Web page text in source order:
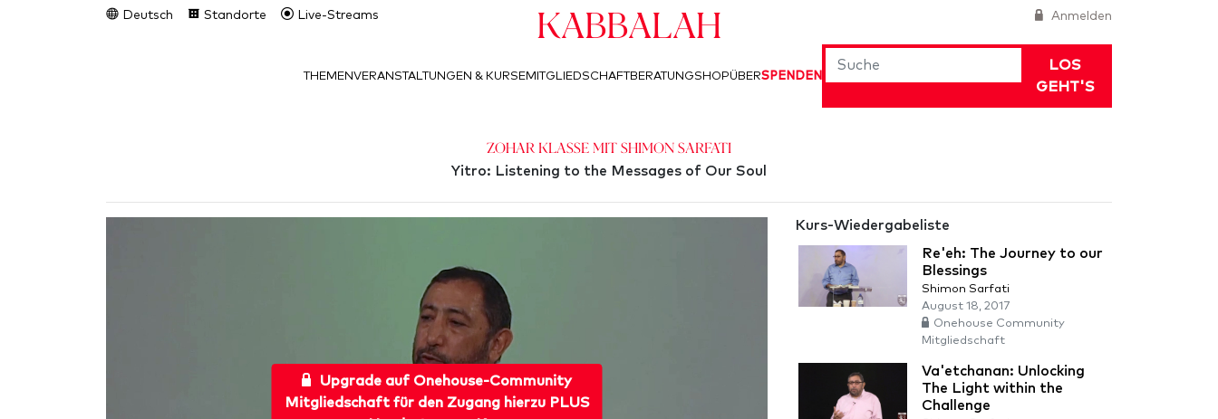
Anmelden
Deutsch Standorte Live-Streams Kabbalah
LOS
GEHT'S
THEMENVERANSTALTUNGEN & KURSEMITGLIEDSCHAFTBERATUNGSHOPÜBERSPENDEN
Zohar Klasse mit Shimon Sarfati
Yitro: Listening to the Messages of Our Soul
Upgrade auf Onehouse-Community
Mitgliedschaft für den Zugang hierzu PLUS
Kurs-Wiedergabeliste
Re'eh: The Journey to our
Blessings
Shimon Sarfati
August 18, 2017
Onehouse Community
Mitgliedschaft
Va'etchanan: Unlocking
The Light within the
Challenge